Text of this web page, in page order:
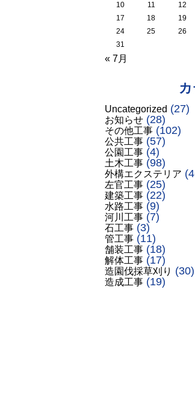
10
11 12
17
18 19
24
25 26
31
« 7月
Uncategorized (27)
お知らせ (28)
その他工事 (102)
公共工事 (57)
公園工事 (4)
土木工事 (98)
外構エクステリア
左官工事 (25)
建築工事 (22)
水路工事 (9)
河川工事 (7)
石工事 (3)
管工事 (11)
舗装工事 (18)
解体工事 (17)
造園伐採草刈り (30)
造成工事 (19)